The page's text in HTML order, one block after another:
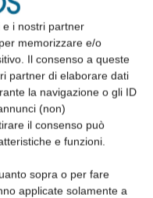
e i nostri partner
memorizzare e/o
Il consenso a queste
partner di elaborare dati
la navigazione o gli ID
(non)
il consenso può
e funzioni.
sopra o per fare
applicate solamente a
Iaria
Luigi Corcione
Meleti